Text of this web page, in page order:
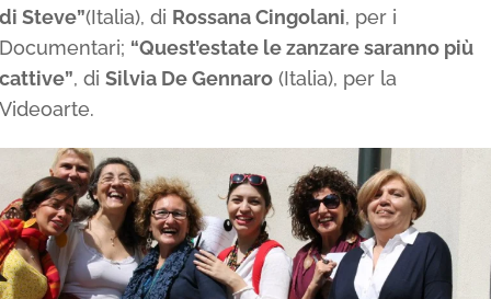
di Steve”(Italia), di Rossana Cingolani, per i
Documentari; “Quest’estate le zanzare saranno più
cattive”, di Silvia De Gennaro (Italia), per la
Videoarte.